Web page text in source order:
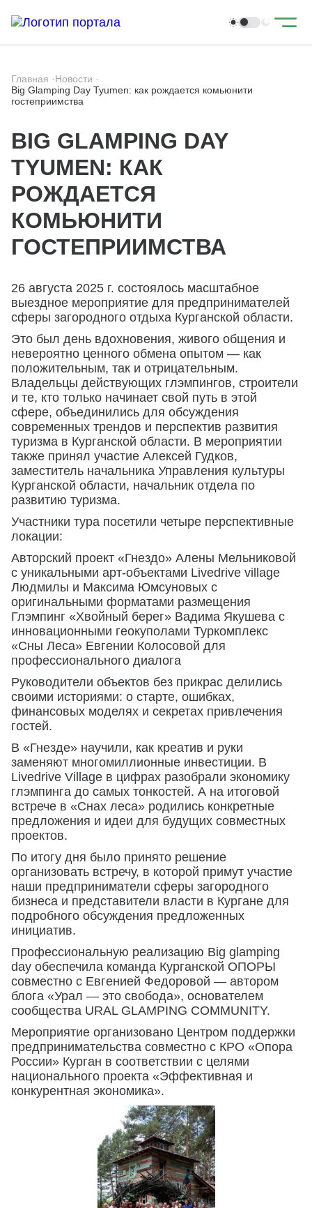
Главная ·Новости ·
Big Glamping Day Tyumen: как рождается комьюнити
гостеприимства
BIG GLAMPING DAY
TYUMEN: КАК
РОЖДАЕТСЯ
КОМЬЮНИТИ
ГОСТЕПРИИМСТВА
26 августа 2025 г. состоялось масштабное
выездное мероприятие для предпринимателей
сферы загородного отдыха Курганской области.
Это был день вдохновения, живого общения и
невероятно ценного обмена опытом — как
положительным, так и отрицательным.
Владельцы действующих глэмпингов, строители
и те, кто только начинает свой путь в этой
сфере, объединились для обсуждения
современных трендов и перспектив развития
туризма в Курганской области. В мероприятии
также принял участие Алексей Гудков,
заместитель начальника Управления культуры
Курганской области, начальник отдела по
развитию туризма.
Участники тура посетили четыре перспективные
локации:
Авторский проект «Гнездо» Алены Мельниковой
с уникальными арт-объектами Livedrive village
Людмилы и Максима Юмсуновых с
оригинальными форматами размещения
Глэмпинг «Хвойный берег» Вадима Якушева с
инновационными геокуполами Туркомплекс
«Сны Леса» Евгении Колосовой для
профессионального диалога
Руководители объектов без прикрас делились
своими историями: о старте, ошибках,
финансовых моделях и секретах привлечения
гостей.
В «Гнезде» научили, как креатив и руки
заменяют многомиллионные инвестиции. В
Livedrive Village в цифрах разобрали экономику
глэмпинга до самых тонкостей. А на итоговой
встрече в «Снах леса» родились конкретные
предложения и идеи для будущих совместных
проектов.
По итогу дня было принято решение
организовать встречу, в которой примут участие
наши предприниматели сферы загородного
бизнеса и представители власти в Кургане для
подробного обсуждения предложенных
инициатив.
Профессиональную реализацию Big glamping
day обеспечила команда Курганской ОПОРЫ
совместно с Евгенией Федоровой — автором
блога «Урал — это свобода», основателем
сообщества URAL GLAMPING COMMUNITY.
Мероприятие организовано Центром поддержки
предпринимательства совместно с КРО «Опора
России» Курган в соответствии с целями
национального проекта «Эффективная и
конкурентная экономика».